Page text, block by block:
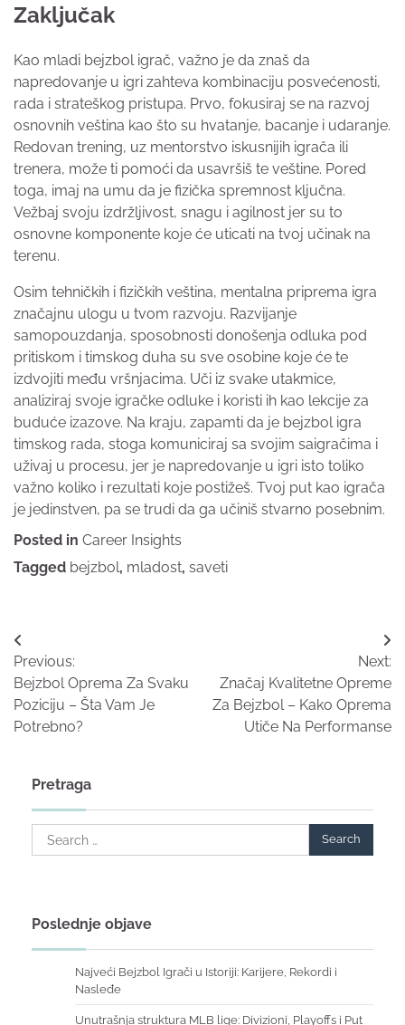
Zaključak
Kao mladi bejzbol igrač, važno je da znaš da
napredovanje u igri zahteva kombinaciju posvećenosti,
rada i strateškog pristupa. Prvo, fokusiraj se na razvoj
osnovnih veština kao što su hvatanje, bacanje i udaranje.
Redovan trening, uz mentorstvo iskusnijih igrača ili
trenera, može ti pomoći da usavršiš te veštine. Pored
toga, imaj na umu da je fizička spremnost ključna.
Vežbaj svoju izdržljivost, snagu i agilnost jer su to
osnovne komponente koje će uticati na tvoj učinak na
terenu.
Osim tehničkih i fizičkih veština, mentalna priprema igra
značajnu ulogu u tvom razvoju. Razvijanje
samopouzdanja, sposobnosti donošenja odluka pod
pritiskom i timskog duha su sve osobine koje će te
izdvojiti među vršnjacima. Uči iz svake utakmice,
analiziraj svoje igračke odluke i koristi ih kao lekcije za
buduće izazove. Na kraju, zapamti da je bejzbol igra
timskog rada, stoga komuniciraj sa svojim saigračima i
uživaj u procesu, jer je napredovanje u igri isto toliko
važno koliko i rezultati koje postižeš. Tvoj put kao igrača
je jedinstven, pa se trudi da ga učiniš stvarno posebnim.
Posted in Career Insights
Tagged bejzbol, mladost, saveti
Post
navigation
Previous:
Bejzbol Oprema Za Svaku
Poziciju – Šta Vam Je
Potrebno?
Next:
Značaj Kvalitetne Opreme
Za Bejzbol – Kako Oprema
Utiče Na Performanse
Pretraga
Search
for:
Poslednje objave
Najveći Bejzbol Igrači u Istoriji: Karijere, Rekordi i
Nasleđe
Unutrašnja struktura MLB lige: Divizioni, Playoffs i Put